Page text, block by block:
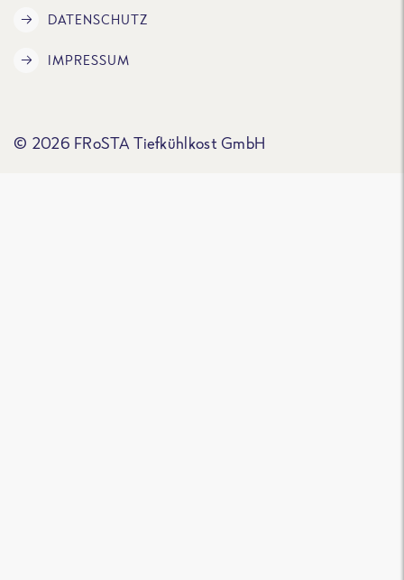
DATENSCHUTZ
IMPRESSUM
© 2026 FRoSTA Tiefkühlkost GmbH